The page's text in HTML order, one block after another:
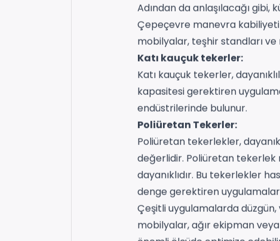
Adından da anlaşılacağı
Çepeçevre manevra kabiliyeti
mobilyalar, teşhir standları ve
Katı kauçuk tekerler:
Katı kauçuk tekerler,
kapasitesi gerektiren
endüstrilerinde bulunur.
Poliüretan Tekerler:
Poliüretan tekerlekler,
değerlidir. Poliüretan tekerlek
dayanıklıdır. Bu tekerlekler
denge gerektiren
Çeşitli uygulamalarda
mobilyalar, ağır ekipman